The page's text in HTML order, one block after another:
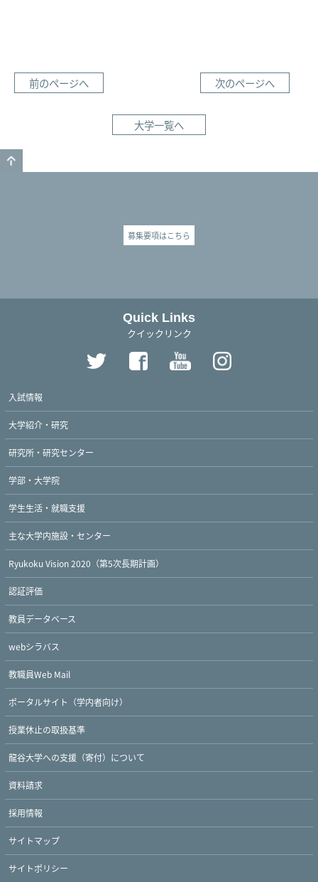
前のページへ 次のページへ
大学一覧へ
募集要項はこちら
Quick Links
クイックリンク
入試情報
大学紹介・研究
研究所・研究センター
学部・大学院
学生生活・就職支援
主な大学内施設・センター
Ryukoku Vision 2020（第5次長期計画）
認証評価
教員データベース
webシラバス
教職員Web Mail
ポータルサイト（学内者向け）
授業休止の取扱基準
龍谷大学への支援（寄付）について
資料請求
採用情報
サイトマップ
サイトポリシー